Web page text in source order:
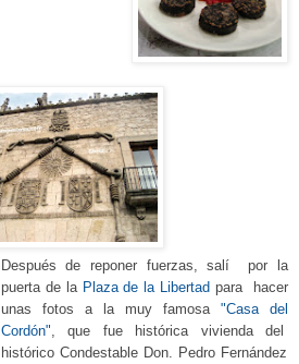
Después de reponer fuerzas, salí por la
puerta de la Plaza de la Libertad para
hacer
unas fotos a la muy famosa "Casa del
Cordón" , que fue histórica vivienda del
histórico Condestable Don. Pedro Fernández